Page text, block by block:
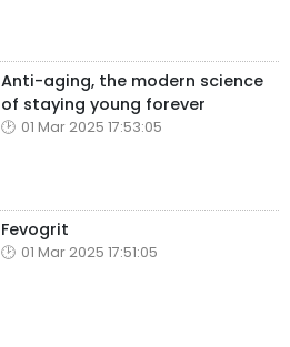
Anti-aging, the modern science
of staying young forever
01 Mar 2025 17:53:05
Fevogrit
01 Mar 2025 17:51:05